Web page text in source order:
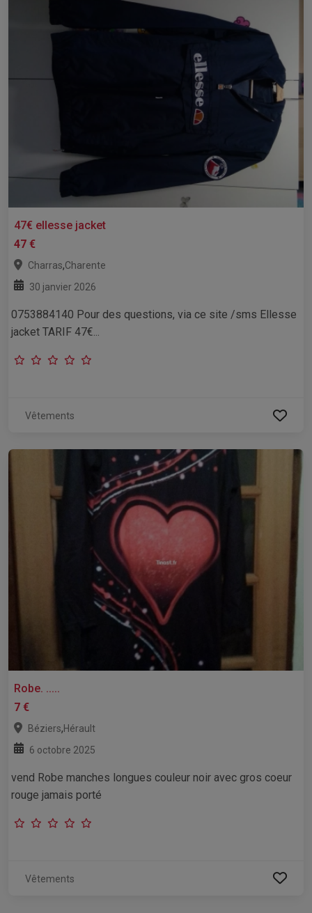
47€ ellesse jacket
47 €
Charras,Charente
30 janvier 2026
0753884140 Pour des questions, via ce site /sms Ellesse
jacket TARIF 47€...
Vêtements
Robe. .....
7 €
Béziers,Hérault
6 octobre 2025
vend Robe manches longues couleur noir avec gros coeur
rouge jamais porté
Vêtements